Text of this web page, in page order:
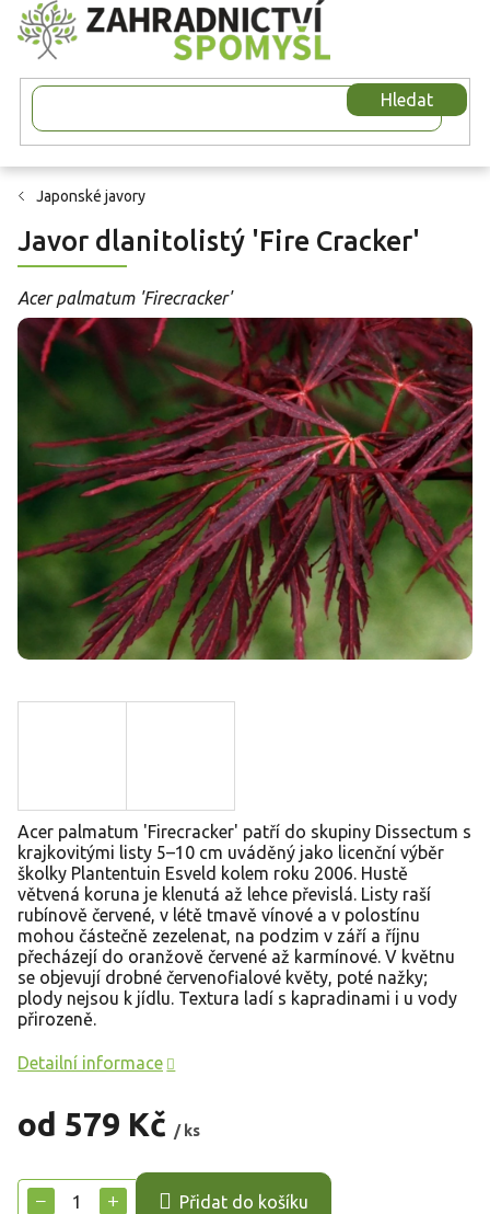
Přejít
na
obsah
Hledat
Japonské javory
Javor dlanitolistý 'Fire Cracker'
Acer palmatum 'Firecracker'
od 579 Kč / ks
cena:
+
− Přidat do košíku
Acer palmatum 'Firecracker' patří do skupiny Dissectum s
krajkovitými listy 5–10 cm uváděný jako licenční výběr
školky Plantentuin Esveld kolem roku 2006. Hustě
větvená koruna je klenutá až lehce převislá. Listy raší
rubínově červené, v létě tmavě vínové a v polostínu
mohou částečně zezelenat, na podzim v září a říjnu
přecházejí do oranžově červené až karmínové. V květnu
se objevují drobné červenofialové květy, poté nažky;
plody nejsou k jídlu. Textura ladí s kapradinami i u vody
přirozeně.
Detailní informace